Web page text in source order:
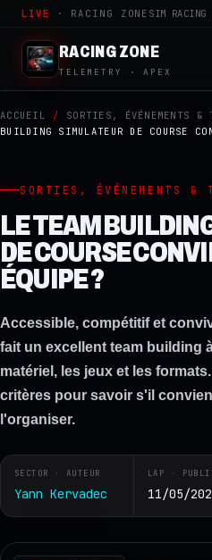
LIVE · RACING ZONE SIM
RACING ZONE
TELEMETRY · APEX
ACCUEIL / SORTIES, ÉVÉNEMENTS &
BUILDING SIMULATEUR DE COURSE
SORTIES, ÉVÉNEMENTS &
LE TEAM
DE COURSE
ÉQUIPE ?
Accessible, compétitif et
fait un excellent team building
matériel, les jeux et les
critères pour savoir s'il
l'organiser.
SECTOR · AUTEUR
Yann Kervadec
LAP ·
11/05/